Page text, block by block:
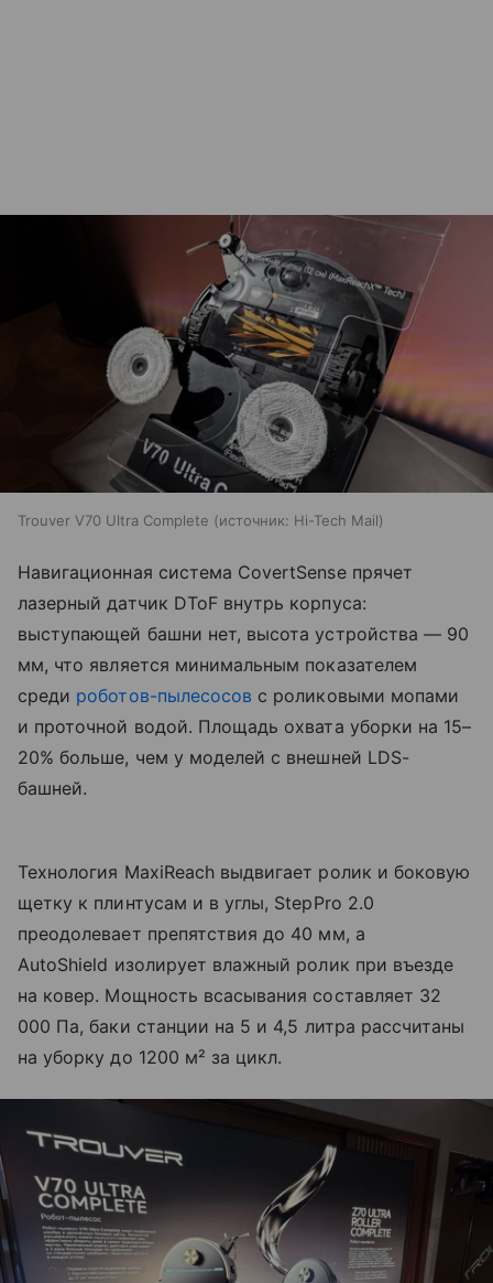
Trouver V70 Ultra Complete источник: Hi-Tech Mail
Навигационная система CovertSense прячет
лазерный датчик DToF внутрь корпуса:
выступающей башни нет, высота устройства — 90
мм, что является минимальным показателем
среди роботов-пылесосов с роликовыми мопами
и проточной водой. Площадь охвата уборки на 15–
20% больше, чем у моделей с внешней LDS-
башней.
Технология MaxiReach выдвигает ролик и боковую
щетку к плинтусам и в углы, StepPro 2.0
преодолевает препятствия до 40 мм, а
AutoShield изолирует влажный ролик при въезде
на ковер. Мощность всасывания составляет 32
000 Па, баки станции на 5 и 4,5 литра рассчитаны
на уборку до 1200 м² за цикл.